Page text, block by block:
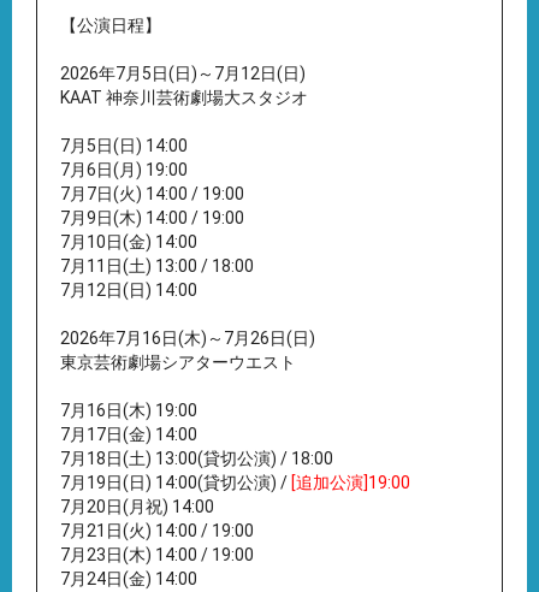
【公演日程】
2026年7月5日(日)～7月12日(日)
KAAT 神奈川芸術劇場大スタジオ
7月5日(日) 14:00
7月6日(月) 19:00
7月7日(火) 14:00 / 19:00
7月9日(木) 14:00 / 19:00
7月10日(金) 14:00
7月11日(土) 13:00 / 18:00
7月12日(日) 14:00
2026年7月16日(木)～7月26日(日)
東京芸術劇場シアターウエスト
7月16日(木) 19:00
7月17日(金) 14:00
7月18日(土) 13:00(貸切公演) / 18:00
7月19日(日) 14:00(貸切公演) / [追加公演]19:00
7月20日(月祝) 14:00
7月21日(火) 14:00 / 19:00
7月23日(木) 14:00 / 19:00
7月24日(金) 14:00